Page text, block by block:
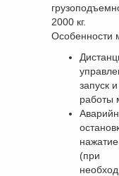
2000 кг.
Особенности
запуск
работы
(при